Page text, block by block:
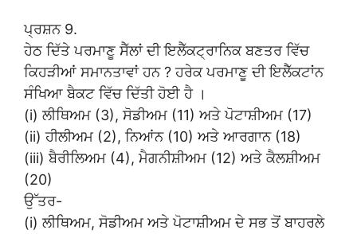
ਪ੍ਰਸ਼ਨ 9.
ਹੇਠ ਦਿੱਤੇ ਪਰਮਾਣੂ ਸੈੱਲਾਂ ਦੀ ਇਲੈੱਕਟ੍ਰਾਨਿਕ ਬਣਤਰ ਵਿੱਚ
ਕਿਹੜੀਆਂ ਸਮਾਨਤਾਵਾਂ ਹਨ ? ਹਰੇਕ ਪਰਮਾਣੂ ਦੀ ਇਲੈੱਕਟਾਂਨ
ਸੰਖਿਆ ਬੈਕਟ ਵਿੱਚ ਦਿੱਤੀ ਹੋਈ ਹੈ ।
(i) ਲੀਥਿਅਮ (3), ਸੋਡੀਅਮ (11) ਅਤੇ ਪੋਟਾਸ਼ੀਅਮ (17)
(ii) ਹੀਲੀਅਮ (2), ਨਿਆਂਨ (10) ਅਤੇ ਆਰਗਾਨ (18)
(iii) ਬੈਰੀਲਿਅਮ (4), ਮੈਗਨੀਸ਼ੀਅਮ (12) ਅਤੇ ਕੈਲਸ਼ੀਅਮ
(20)
ਉੱਤਰ-
(i) ਲੀਥਿਅਮ, ਸੋਡੀਅਮ ਅਤੇ ਪੋਟਾਸ਼ੀਅਮ ਦੇ ਸਭ ਤੋਂ ਬਾਹਰਲੇ